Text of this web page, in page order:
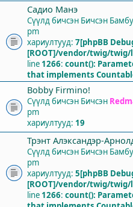
Садио Манэ
Сүүлд бичсэн Бичсэн
pm
хариултууд: 7[phpBB
[ROOT]/vendor/twig/
line 1266: count():
that implements
Bobby Firmino!
Сүүлд бичсэн Бичсэн
pm
хариултууд: 19
Трэнт Алэксандэр-
Сүүлд бичсэн Бичсэн
pm
хариултууд: 5[phpBB
[ROOT]/vendor/twig/
line 1266: count():